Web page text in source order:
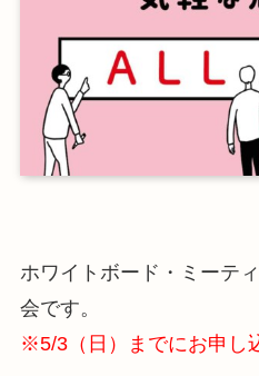
ホワイトボード・ミーテ
会です。
※5/3（日）までにお申し